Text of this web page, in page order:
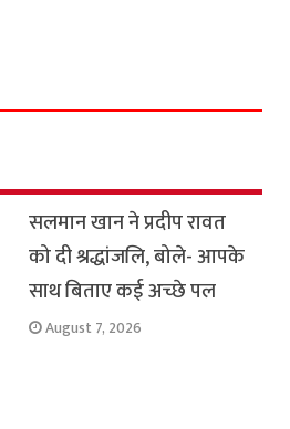
सलमान खान ने प्रदीप रावत
को दी श्रद्धांजलि, बोले- आपके
साथ बिताए कई अच्छे पल
August 7, 2026